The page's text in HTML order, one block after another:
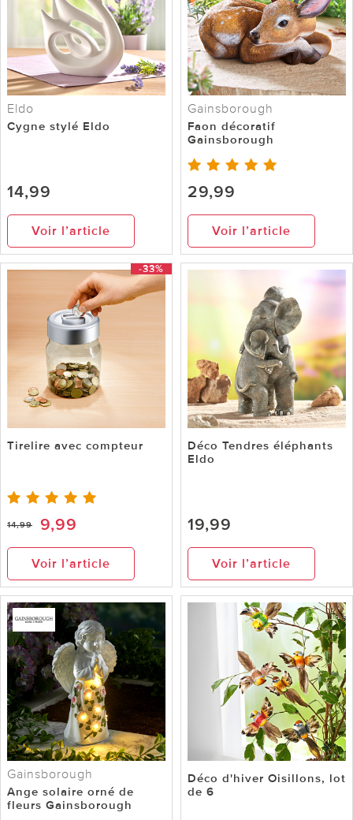
Eldo
Cygne stylé Eldo
14,99
Voir l’article
Gainsborough
Faon décoratif
Gainsborough
29,99
Voir l’article
-33%
Tirelire avec compteur
14,99 9,99
Voir l’article
Déco Tendres éléphants
Eldo
19,99
Voir l’article
Gainsborough
Ange solaire orné de
fleurs Gainsborough
Déco d'hiver Oisillons, lot
de 6